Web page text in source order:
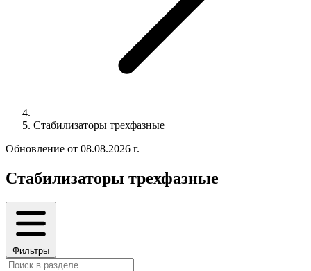
Стабилизаторы трехфазные
Обновление от 08.08.2026 г.
Стабилизаторы трехфазные
Фильтры